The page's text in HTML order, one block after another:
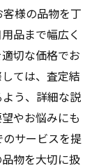
様の品物を丁
品まで幅広く
切な価格でお
ては、査定結
う、詳細な説
やお悩みにも
サービスを提
物を大切に扱